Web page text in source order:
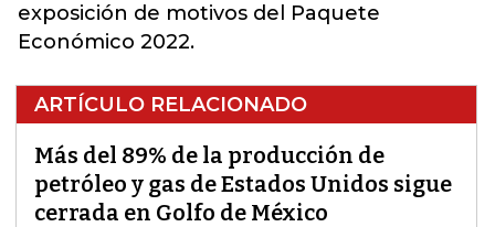
exposición de motivos del Paquete
Económico 2022.
ARTÍCULO RELACIONADO
Más del 89% de la producción de
petróleo y gas de Estados Unidos sigue
cerrada en Golfo de México